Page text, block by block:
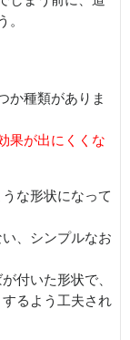
。
か種類がありま
果が出にくくな
な形状になって
、シンプルなお
付いた形状で、
るよう工夫され